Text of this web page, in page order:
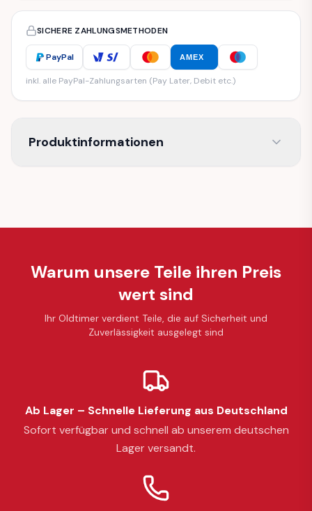
SICHERE ZAHLUNGSMETHODEN
PayPal AMEX
inkl. alle PayPal-Zahlungsarten (Pay Later, Debit etc.)
Produktinformationen
Warum unsere Teile ihren Preis
wert sind
Ihr Oldtimer verdient Teile, die auf Sicherheit und
Zuverlässigkeit ausgelegt sind
Ab Lager – Schnelle Lieferung aus Deutschland
Sofort verfügbar und schnell ab unserem deutschen
Lager versandt.